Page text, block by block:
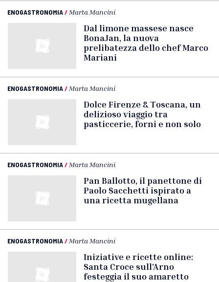
ENOGASTRONOMIA/ Marta Mancini
Dal limone massese nasce
BonaJan, la nuova
prelibatezza dello chef Marco
Mariani
ENOGASTRONOMIA/ Marta Mancini
Dolce Firenze & Toscana, un
delizioso viaggio tra
pasticcerie, forni e non solo
ENOGASTRONOMIA/ Marta Mancini
Pan Ballotto, il panettone di
Paolo Sacchetti ispirato a
una ricetta mugellana
ENOGASTRONOMIA/ Marta Mancini
Iniziative e ricette online:
Santa Croce sull’Arno
festeggia il suo amaretto